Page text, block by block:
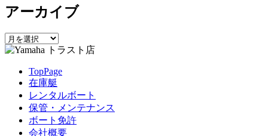
ン
アーカイブ
ア
ー
TopPage
在庫艇
レンタルボート
保管・メンテナンス
ボート免許
会社概要